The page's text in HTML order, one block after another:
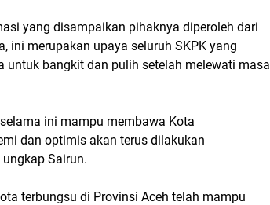
yang disampaikan pihaknya diperoleh dari
ini merupakan upaya seluruh SKPK yang
untuk bangkit dan pulih setelah melewati masa
ini mampu membawa Kota
dan optimis akan terus dilakukan
Sairun.
terbungsu di Provinsi Aceh telah mampu